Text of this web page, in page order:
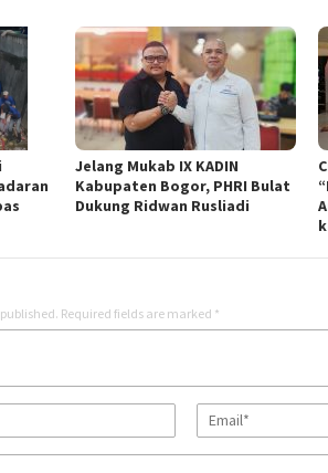
Jelang Mukab IX KADIN
Kabupaten Bogor, PHRI Bulat
Dukung Ridwan Rusliadi
Required fields are marked *